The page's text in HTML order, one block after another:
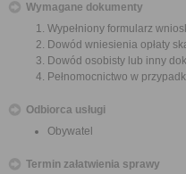
Wymagane dokumenty
Wypełniony formularz
Dowód wniesienia opłaty
Dowód osobisty lub inny
Pełnomocnictwo w
Odbiorca usługi
Obywatel
Termin załatwienia sprawy